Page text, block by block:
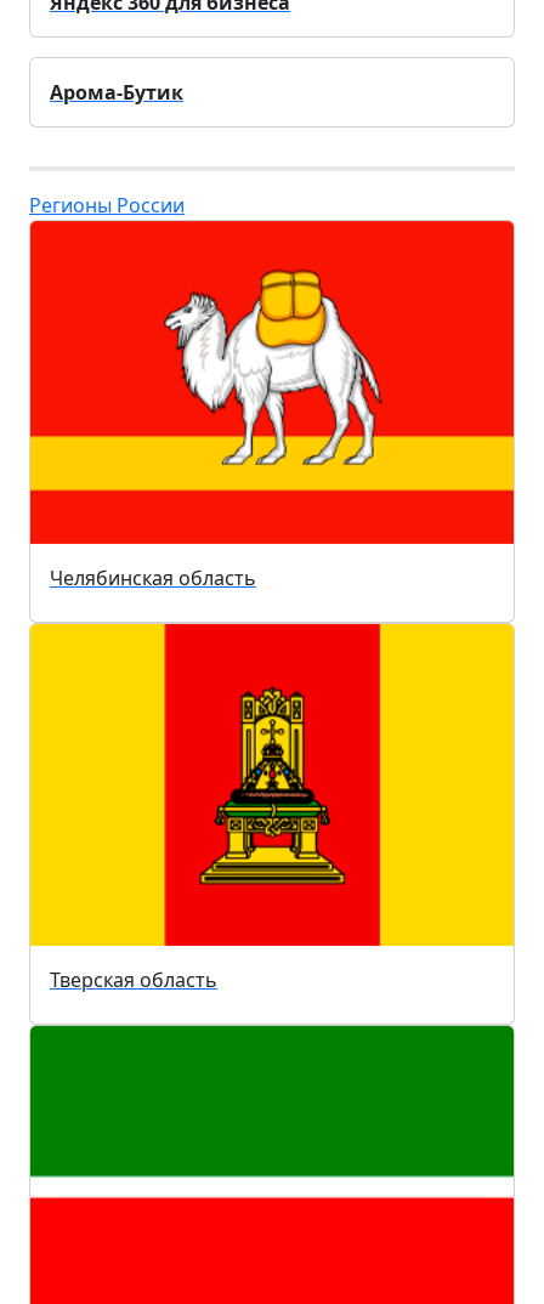
Арома-Бутик
Регионы России
Челябинская область
Тверская область